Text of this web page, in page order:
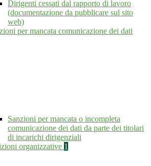
Dirigenti cessati dal rapporto di lavoro
(documentazione da pubblicare sul sito
web)
per mancata comunicazione dei dati
Sanzioni per mancata o incompleta
comunicazione dei dati da parte dei titolari
di incarichi dirigenziali
organizzative 1